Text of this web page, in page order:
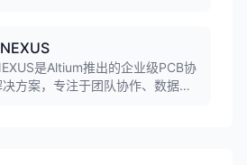
共享。
是Altium推出的企业级PCB协
方案，专注于团队协作、数据管